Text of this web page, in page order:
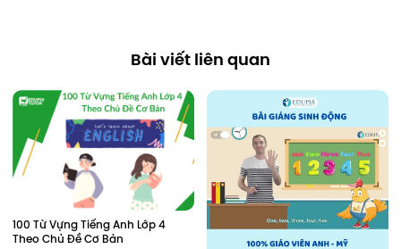
Bài viết liên quan
100 Từ Vựng Tiếng Anh Lớp 4
Theo Chủ Đề Cơ Bản